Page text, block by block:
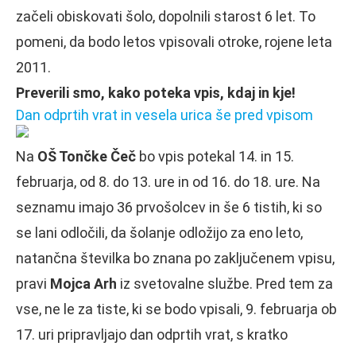
začeli obiskovati šolo, dopolnili starost 6 let. To
pomeni, da bodo letos vpisovali otroke, rojene leta
2011.
Preverili smo, kako poteka vpis, kdaj in kje!
Dan odprtih vrat in vesela urica še pred vpisom
Na OŠ Tončke Čeč bo vpis potekal 14. in 15.
februarja, od 8. do 13. ure in od 16. do 18. ure. Na
seznamu imajo 36 prvošolcev in še 6 tistih, ki so
se lani odločili, da šolanje odložijo za eno leto,
natančna številka bo znana po zaključenem vpisu,
pravi Mojca Arh iz svetovalne službe. Pred tem za
vse, ne le za tiste, ki se bodo vpisali, 9. februarja ob
17. uri pripravljajo dan odprtih vrat, s kratko